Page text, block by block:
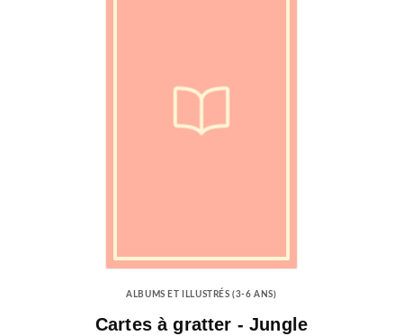
ALBUMS ET ILLUSTRÉS (3-6 ANS)
Cartes à gratter - Jungle